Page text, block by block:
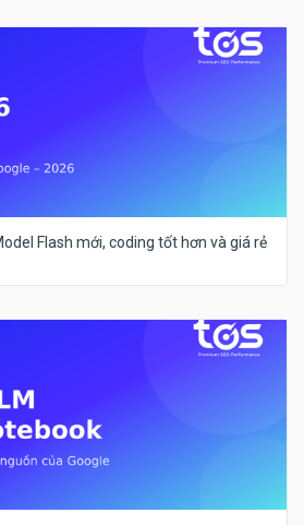
Flash mới, coding tốt hơn và giá rẻ